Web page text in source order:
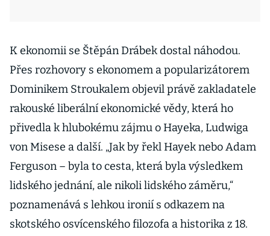
K ekonomii se Štěpán Drábek dostal náhodou.
Přes rozhovory s ekonomem a popularizátorem
Dominikem Stroukalem objevil právě zakladatele
rakouské liberální ekonomické vědy, která ho
přivedla k hlubokému zájmu o Hayeka, Ludwiga
von Misese a další. „Jak by řekl Hayek nebo Adam
Ferguson – byla to cesta, která byla výsledkem
lidského jednání, ale nikoli lidského záměru,“
poznamenává s lehkou ironií s odkazem na
skotského osvícenského filozofa a historika z 18.